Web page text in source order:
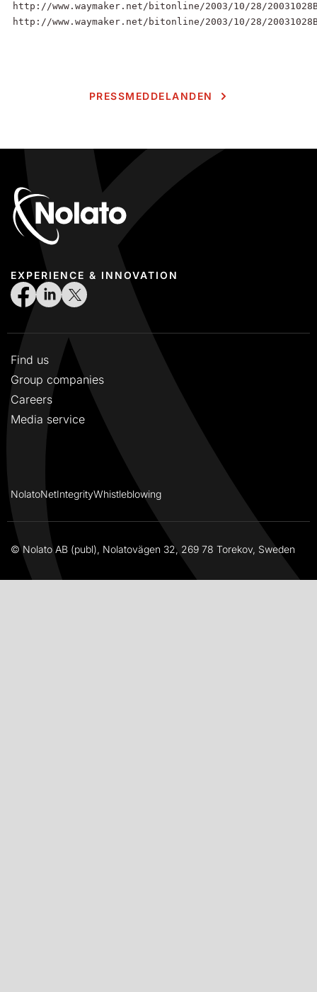
http://www.waymaker.net/bitonline/2003/10/28/
http://www.waymaker.net/bitonline/2003/10/28/
PRESSMEDDELANDEN
EXPERIENCE & INNOVATION
Find us
Group companies
Careers
Media service
NolatoNetIntegrityWhistleblowing
© Nolato AB (publ), Nolatovägen 32, 269 78 Torekov, Sweden